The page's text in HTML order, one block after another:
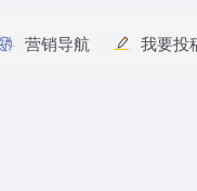
营销导航 我要投